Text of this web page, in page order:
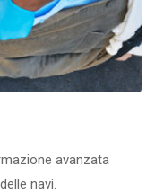
avanzata
navi.